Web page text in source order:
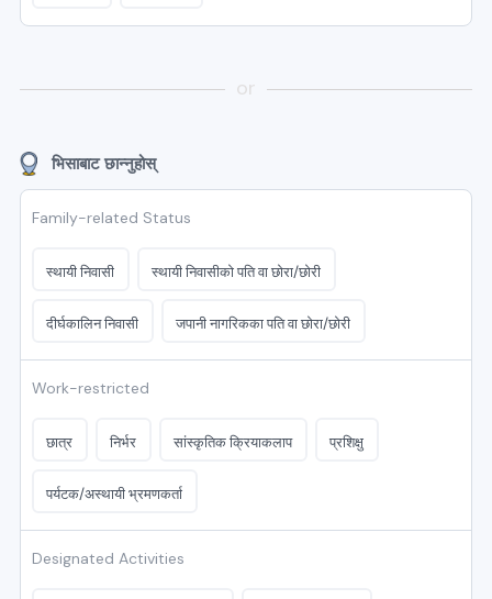
or
भिसाबाट छान्नुहोस्
Family-related Status
स्थायी निवासी स्थायी निवासीको पति वा छोरा/छोरी
दीर्घकालिन निवासी जपानी नागरिकका पति वा छोरा/छोरी
Work-restricted
छात्र निर्भर सांस्कृतिक क्रियाकलाप प्रशिक्षु
पर्यटक/अस्थायी भ्रमणकर्ता
Designated Activities